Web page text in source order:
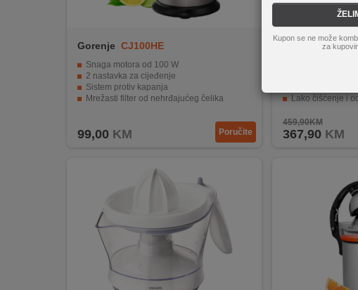
REKLAMACIJA
Kupon se ne može
za
Gorenje CJ100HE
Snaga motora od 100 W
2 nastavka za cijeđenje
Sistem protiv kapanja
Mrežasti filter od nehrđajućeg čelika
99,00 KM Poručite
Zilan ZLN4819
Lako čišćenje i
459,90KM
367,90 KM